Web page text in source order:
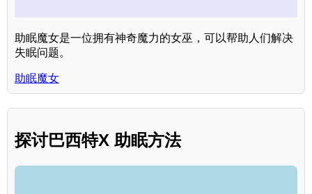
助眠魔女是一位拥有神奇魔力的女巫，可以帮助人们解决
失眠问题。
助眠魔女
探讨巴西特X 助眠方法